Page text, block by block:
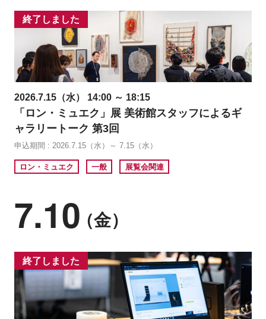
終了しました
2026.7.15（水） 14:00 ～ 18:15
「ロン・ミュエク」展 美術館スタッフによるギ
ャラリートーク 第3回
申込期間 : 2026.7.15（水）～ 7.15（水）
ロン・ミュエク 一般 展覧会関連
7.10（金）
終了しました